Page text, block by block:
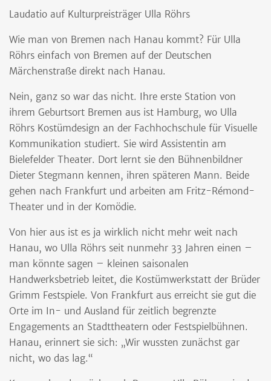
Laudatio auf Kulturpreisträger Ulla Röhrs
Wie man von Bremen nach Hanau kommt? Für Ulla
Röhrs einfach von Bremen auf der Deutschen
Märchenstraße direkt nach Hanau.
Nein, ganz so war das nicht. Ihre erste Station von
ihrem Geburtsort Bremen aus ist Hamburg, wo Ulla
Röhrs Kostümdesign an der Fachhochschule für Visuelle
Kommunikation studiert. Sie wird Assistentin am
Bielefelder Theater. Dort lernt sie den Bühnenbildner
Dieter Stegmann kennen, ihren späteren Mann. Beide
gehen nach Frankfurt und arbeiten am Fritz-Rémond-
Theater und in der Komödie.
Von hier aus ist es ja wirklich nicht mehr weit nach
Hanau, wo Ulla Röhrs seit nunmehr 33 Jahren einen –
man könnte sagen – kleinen saisonalen
Handwerksbetrieb leitet, die Kostümwerkstatt der Brüder
Grimm Festspiele. Von Frankfurt aus erreicht sie gut die
Orte im In- und Ausland für zeitlich begrenzte
Engagements an Stadttheatern oder Festspielbühnen.
Hanau, erinnert sie sich: „Wir wussten zunächst gar
nicht, wo das lag.“